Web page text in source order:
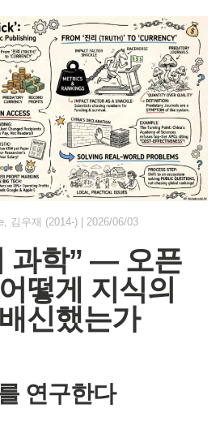
김우재 (2014-) 2026/06/03
과학” — 오픈
떻게 지식의
신했는가
연구한다